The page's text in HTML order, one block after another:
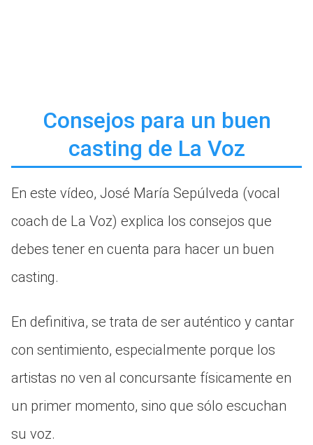
Consejos para un buen
casting de La Voz
En este vídeo, José María Sepúlveda (vocal
coach de La Voz) explica los consejos que
debes tener en cuenta para hacer un buen
casting.
En definitiva, se trata de ser auténtico y cantar
con sentimiento, especialmente porque los
artistas no ven al concursante físicamente en
un primer momento, sino que sólo escuchan
su voz.